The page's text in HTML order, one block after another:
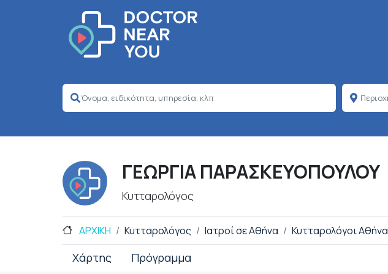
ΓΕΩΡΓΙΑ ΠΑΡΑΣΚΕΥΟΠΟΥΛΟΥ
Κυτταρολόγος
ΑΡΧΙΚΗ Κυτταρολόγος Ιατροί σε Αθήνα Κυτταρολόγοι Αθήνα
Χάρτης Πρόγραμμα